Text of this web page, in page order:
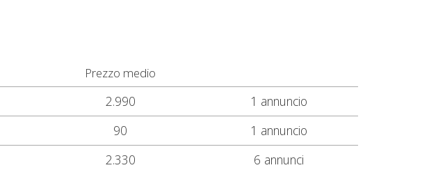
Prezzo medio
2.990
1 annuncio
90
1 annuncio
2.330 6 annunci